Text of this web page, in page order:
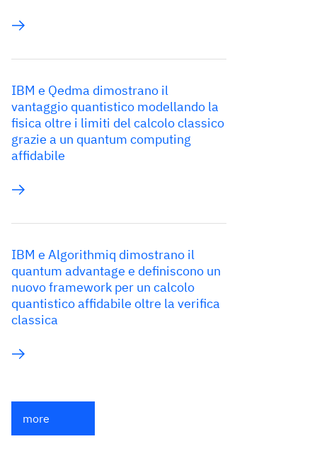
IBM e Qedma dimostrano il
vantaggio quantistico modellando la
fisica oltre i limiti del calcolo classico
grazie a un quantum computing
affidabile
IBM e Algorithmiq dimostrano il
quantum advantage e definiscono un
nuovo framework per un calcolo
quantistico affidabile oltre la verifica
classica
more